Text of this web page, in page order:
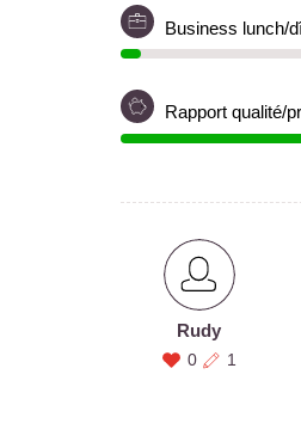
Business lunch/
Rapport qualité/
Rudy
0 1